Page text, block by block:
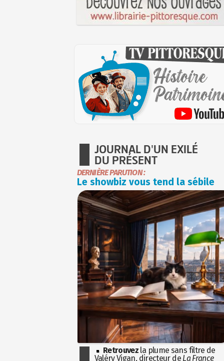
JOURNAL D'UN EXILÉ
DU PRÉSENT
DERNIÈRE PARUTION :
Le showbiz vous tend la sébile
Retrouvez la plume sans filtre de
Valéry Vigan, directeur de La France